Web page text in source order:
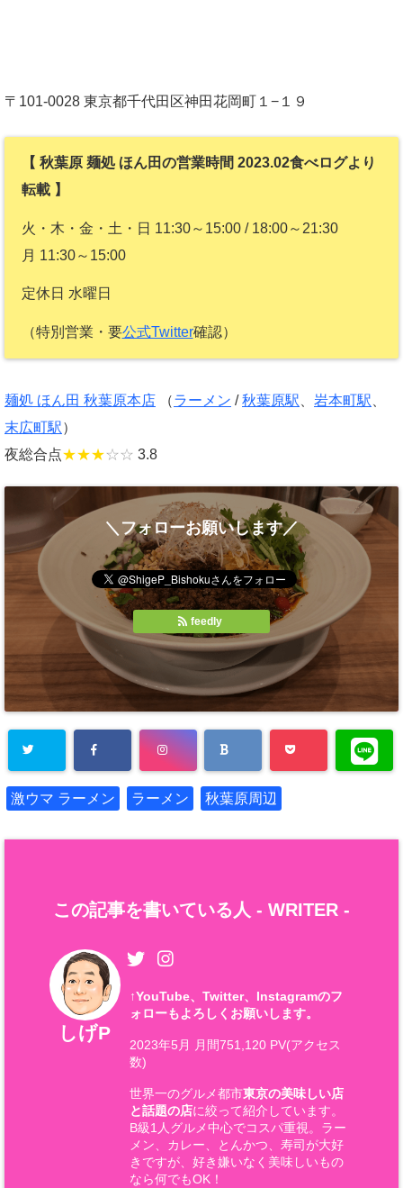
〒101-0028 東京都千代田区神田花岡町１−１９
【 秋葉原 麺処 ほん田の営業時間 2023.02食べログより
転載 】
火・木・金・土・日 11:30～15:00 / 18:00～21:30
月 11:30～15:00
定休日 水曜日
（特別営業・要公式Twitter確認）
麺処 ほん田 秋葉原本店 （ラーメン /秋葉原駅 岩本町駅
末広町駅）
夜総合点★★★☆☆ 3.8
＼フォローお願いします／
feedly
激ウマ ラーメン ラーメン 秋葉原周辺
この記事を書いている人 - WRITER -
しげP
↑YouTube、Twitter、Instagramのフ
ォローもよろしくお願いします。
2023年5月 月間751,120 PV(アクセス
数)
世界一のグルメ都市東京の美味しい店
と話題の店に絞って紹介しています。
B級1人グルメ中心でコスパ重視。ラー
メン、カレー、とんかつ、寿司が大好
きですが、好き嫌いなく美味しいもの
なら何でもOK！